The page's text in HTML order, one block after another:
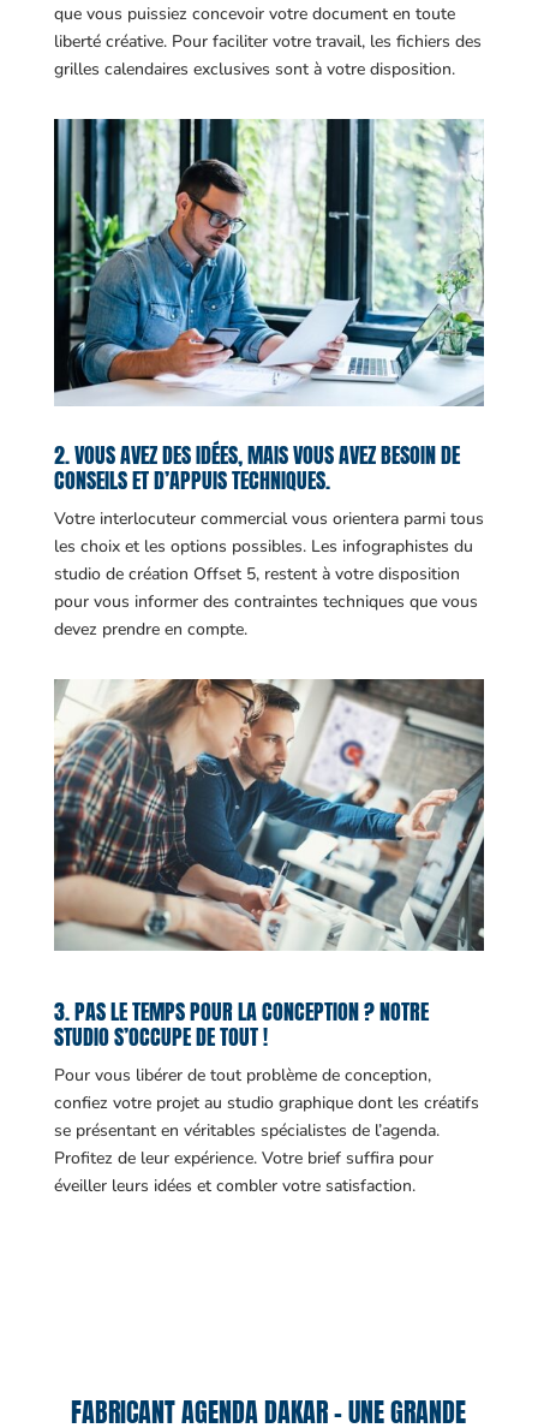
que vous puissiez concevoir votre document en toute
liberté créative. Pour faciliter votre travail, les fichiers des
grilles calendaires exclusives sont à votre disposition.
2. VOUS AVEZ DES IDÉES, MAIS VOUS AVEZ BESOIN DE
CONSEILS ET D’APPUIS TECHNIQUES.
Votre interlocuteur commercial vous orientera parmi tous
les choix et les options possibles. Les infographistes du
studio de création Offset 5, restent à votre disposition
pour vous informer des contraintes techniques que vous
devez prendre en compte.
3. PAS LE TEMPS POUR LA CONCEPTION ? NOTRE
STUDIO S’OCCUPE DE TOUT !
Pour vous libérer de tout problème de conception,
confiez votre projet au studio graphique dont les créatifs
se présentant en véritables spécialistes de l’agenda.
Profitez de leur expérience. Votre brief suffira pour
éveiller leurs idées et combler votre satisfaction.
FABRICANT AGENDA DAKAR – UNE GRANDE